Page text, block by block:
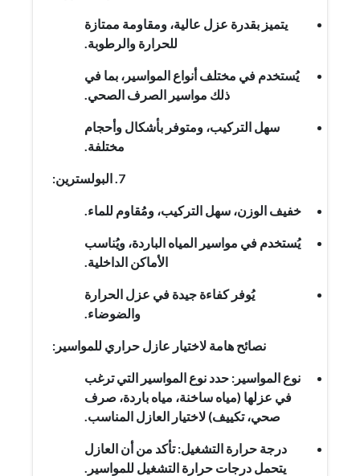
يتميز بقدرة عزل عالية، ومقاومة ممتازة
للحرارة والرطوبة.
يُستخدم في مختلف أنواع المواسير، بما في
ذلك مواسير الصرف الصحي.
سهل التركيب، ومتوفر بأشكال وأحجام
مختلفة.
7. البولسترين:
خفيف الوزن، سهل التركيب، ومُقاوم للماء.
يُستخدم في مواسير المياه الباردة، ويُناسب
الأماكن الداخلية.
يُوفر كفاءة جيدة في عزل الحرارة
والضوضاء.
نصائح هامة لاختيار عازل حراري للمواسير:
نوع المواسير: حدد نوع المواسير التي ترغب
في عزلها (مياه ساخنة، مياه باردة، صرف
صحي، تكييف) لاختيار العازل المناسب.
درجة حرارة التشغيل: تأكد من أن العازل
يتحمل درجات حرارة التشغيل للمواسير.